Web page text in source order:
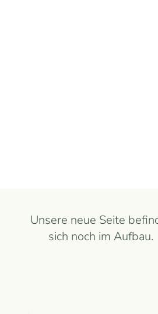
Unsere neue Seite
sich noch im Aufbau.